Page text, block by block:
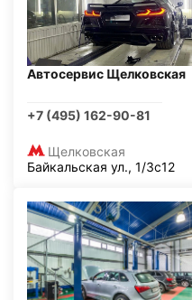
Автосервис Щелковская
+7 (495) 162-90-81
Щелковская
Байкальская ул., 1/3с12